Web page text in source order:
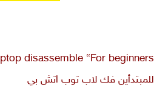
للمبتدأين فك لاب توب اتش بي